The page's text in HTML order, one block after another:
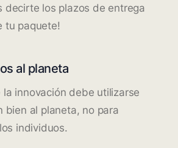
decirte los plazos de entrega
tu paquete!
al planeta
la innovación debe utilizarse
bien al planeta, no para
individuos.